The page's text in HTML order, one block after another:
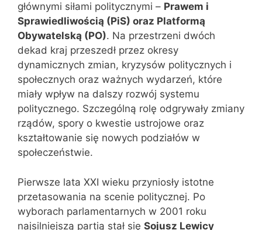
głównymi siłami politycznymi – Prawem i
Sprawiedliwością (PiS) oraz Platformą
Obywatelską (PO). Na przestrzeni dwóch
dekad kraj przeszedł przez okresy
dynamicznych zmian, kryzysów politycznych i
społecznych oraz ważnych wydarzeń, które
miały wpływ na dalszy rozwój systemu
politycznego. Szczególną rolę odgrywały zmiany
rządów, spory o kwestie ustrojowe oraz
kształtowanie się nowych podziałów w
społeczeństwie.
Pierwsze lata XXI wieku przyniosły istotne
przetasowania na scenie politycznej. Po
wyborach parlamentarnych w 2001 roku
najsilniejszą partią stał się Sojusz Lewicy